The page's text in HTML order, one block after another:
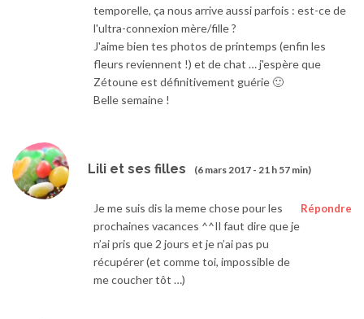
temporelle, ça nous arrive aussi parfois : est-ce de
l'ultra-connexion mère/fille ?
J'aime bien tes photos de printemps (enfin les
fleurs reviennent !) et de chat … j'espère que
Zétoune est définitivement guérie 🙂
Belle semaine !
Lili et ses filles (6 mars 2017 - 21 h 57 min)
Répondre
Je me suis dis la meme chose pour les
prochaines vacances ^^Il faut dire que je
n’ai pris que 2 jours et je n’ai pas pu
récupérer (et comme toi, impossible de
me coucher tôt …)